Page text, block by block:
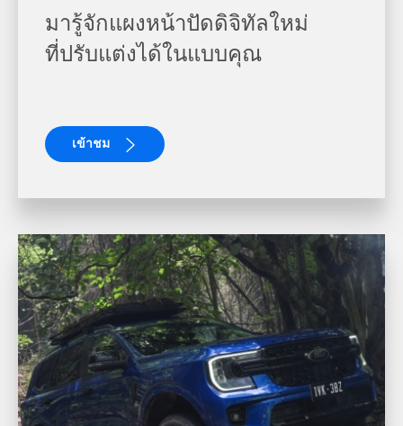
มารู้จักแผงหน้าปัดดิจิทัลใหม่​
ที่ปรับแต่งได้ในแบบคุณ
เข้าชม